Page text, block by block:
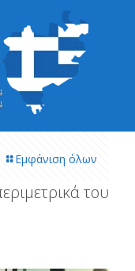
Εμφάνιση όλων
του